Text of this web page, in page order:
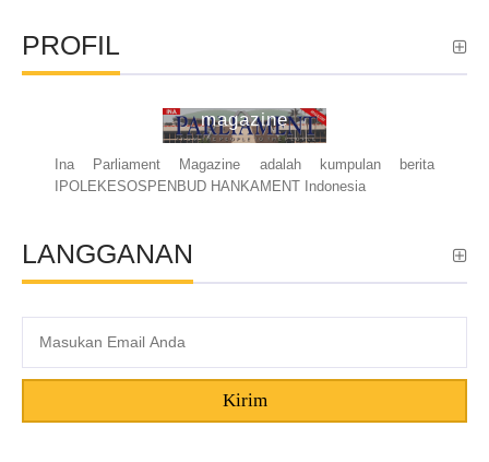
PROFIL
magazine
Ina Parliament Magazine adalah kumpulan berita
IPOLEKESOSPENBUD HANKAMENT Indonesia
LANGGANAN
Kirim